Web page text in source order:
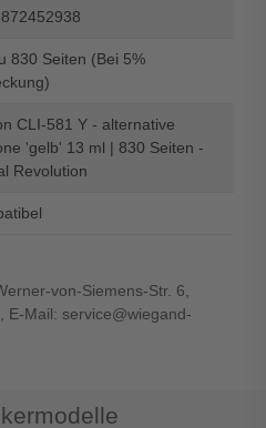
830 Seiten (Bei 5%
CLI-581 Y - alternative
'gelb' 13 ml | 830 Seiten -
Revolution
von-Siemens-Str. 6,
E-Mail: service@wiegand-